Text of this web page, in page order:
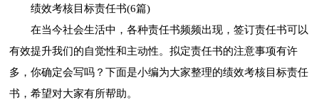
绩效考核目标责任书(6篇)
在当今社会生活中，各种责任书频频出现，签订责任书可以
有效提升我们的自觉性和主动性。拟定责任书的注意事项有许
多，你确定会写吗？下面是小编为大家整理的绩效考核目标责任
书，希望对大家有所帮助。